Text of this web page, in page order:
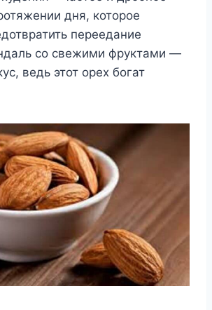
дня, которое
переедание
со свежими фруктами —
ведь этот орех богат